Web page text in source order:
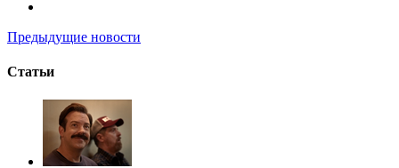
Предыдущие новости
Статьи